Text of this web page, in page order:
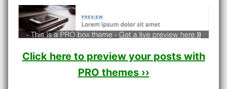
Click here to preview your posts with
PRO themes ››